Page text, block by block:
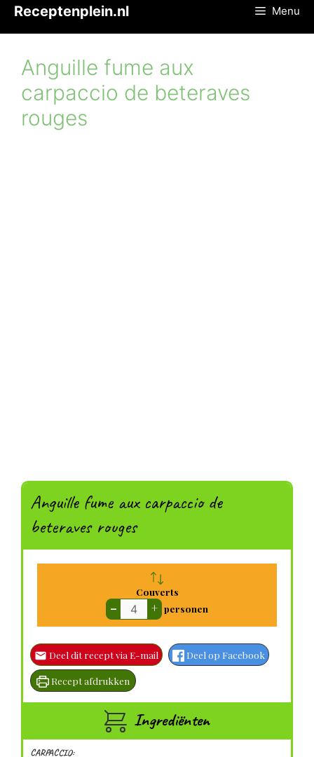
inhoud
Receptenplein.nl Menu
Anguille fume aux
carpaccio de beteraves
rouges
Anguille fume aux carpaccio de
beteraves rouges
Couverts
– + personen
Deel dit recept via E-mail Deel op Facebook
Recept afdrukken
Ingrediënten
CARPACCIO: